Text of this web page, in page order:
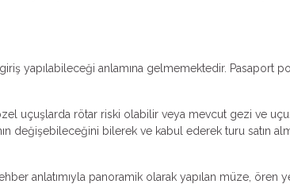
yapılabileceği anlamına gelmemektedir. Pasaport
uçuşlarda rötar riski olabilir veya mevcut gezi ve
değişebileceğini bilerek ve kabul ederek turu satın
anlatımıyla panoramik olarak yapılan müze, ören